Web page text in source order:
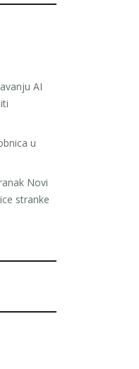
AI
u
Novi
stranke